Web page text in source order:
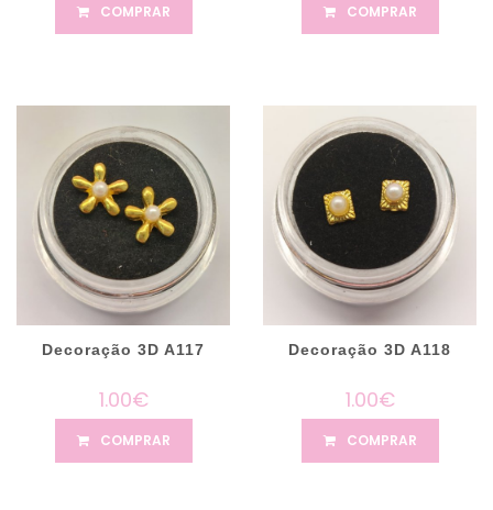
COMPRAR COMPRAR
Decoração 3D A117
1.00€
COMPRAR
Decoração 3D A118
1.00€
COMPRAR